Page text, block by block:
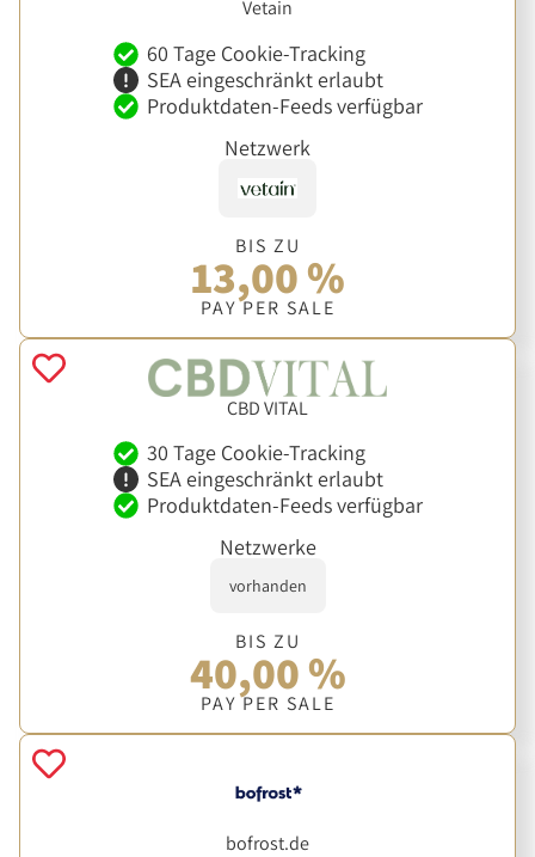
Vetain
60 Tage Cookie-Tracking
SEA eingeschränkt erlaubt
Produktdaten-Feeds verfügbar
Netzwerk
BIS ZU
13,00 %
PAY PER SALE
CBD VITAL
30 Tage Cookie-Tracking
SEA eingeschränkt erlaubt
Produktdaten-Feeds verfügbar
Netzwerke
vorhanden
BIS ZU
40,00 %
PAY PER SALE
bofrost.de